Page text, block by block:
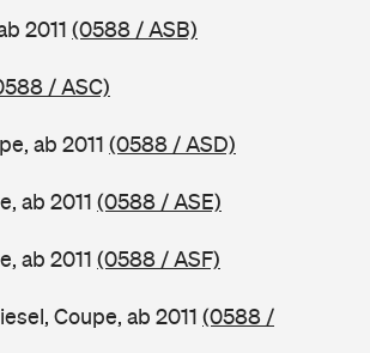
2011 (0588 / ASB)
/ ASC)
ab 2011 (0588 / ASD)
ab 2011 (0588 / ASE)
ab 2011 (0588 / ASF)
Coupe, ab 2011 (0588 /